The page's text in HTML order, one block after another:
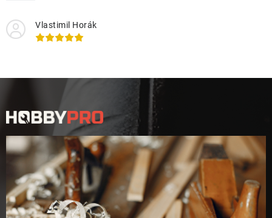
Vlastimil Horák
p
a